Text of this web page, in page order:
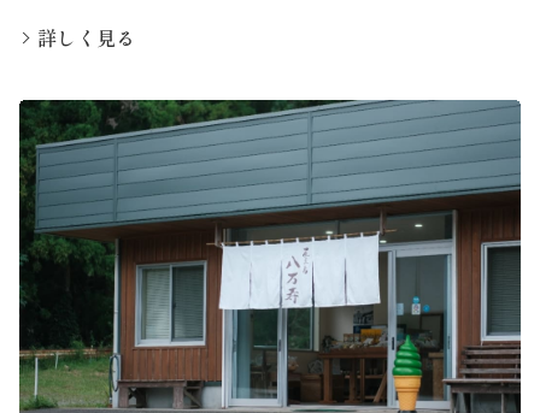
詳しく見る